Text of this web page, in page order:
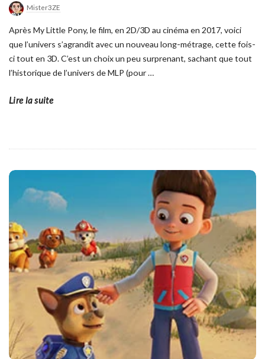
Mister3ZE
Après My Little Pony, le film, en 2D/3D au cinéma en 2017, voici
que l’univers s’agrandit avec un nouveau long-métrage, cette fois-
ci tout en 3D. C’est un choix un peu surprenant, sachant que tout
l’historique de l’univers de MLP (pour…
Lire la suite